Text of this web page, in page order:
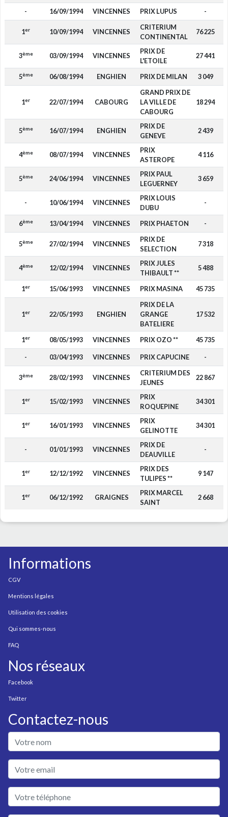
- 16/09/1994 VINCENNES PRIX LUPUS -
1er 10/09/1994 VINCENNES
CRITERIUM
CONTINENTAL
76 225
3ème 03/09/1994 VINCENNES
PRIX DE
L'ETOILE
27 441
5ème 06/08/1994 ENGHIEN PRIX DE MILAN 3 049
1er 22/07/1994 CABOURG
GRAND PRIX DE
LA VILLE DE
CABOURG
18 294
5ème 16/07/1994 ENGHIEN
PRIX DE
GENEVE
2 439
4ème 08/07/1994 VINCENNES
PRIX
ASTEROPE
4 116
5ème 24/06/1994 VINCENNES
PRIX PAUL
LEGUERNEY
3 659
- 10/06/1994 VINCENNES
PRIX LOUIS
DUBU
-
6ème 13/04/1994 VINCENNES PRIX PHAETON -
5ème 27/02/1994 VINCENNES
PRIX DE
SELECTION
7 318
4ème 12/02/1994 VINCENNES
PRIX JULES
THIBAULT **
5 488
1er 15/06/1993 VINCENNES PRIX MASINA 45 735
1er 22/05/1993 ENGHIEN
PRIX DE LA
GRANGE
BATELIERE
17 532
1er 08/05/1993 VINCENNES PRIX OZO ** 45 735
- 03/04/1993 VINCENNES PRIX CAPUCINE -
3ème 28/02/1993 VINCENNES
CRITERIUM DES
JEUNES
22 867
1er 15/02/1993 VINCENNES
PRIX
ROQUEPINE
34 301
1er 16/01/1993 VINCENNES
PRIX
GELINOTTE
34 301
- 01/01/1993 VINCENNES
PRIX DE
DEAUVILLE
-
1er 12/12/1992 VINCENNES
PRIX DES
TULIPES **
9 147
1er 06/12/1992 GRAIGNES
PRIX MARCEL
SAINT
2 668
Informations
CGV
Mentions légales
Utilisation des cookies
Qui sommes-nous
FAQ
Nos réseaux
Facebook
Twitter
Contactez-nous